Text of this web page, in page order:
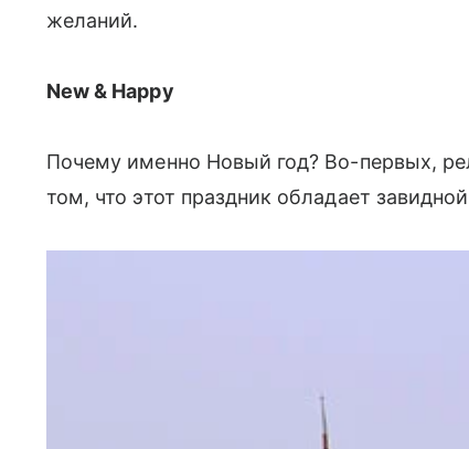
желаний.
New & Happy
Почему именно Новый год? Во-первых,
том, что этот праздник обладает